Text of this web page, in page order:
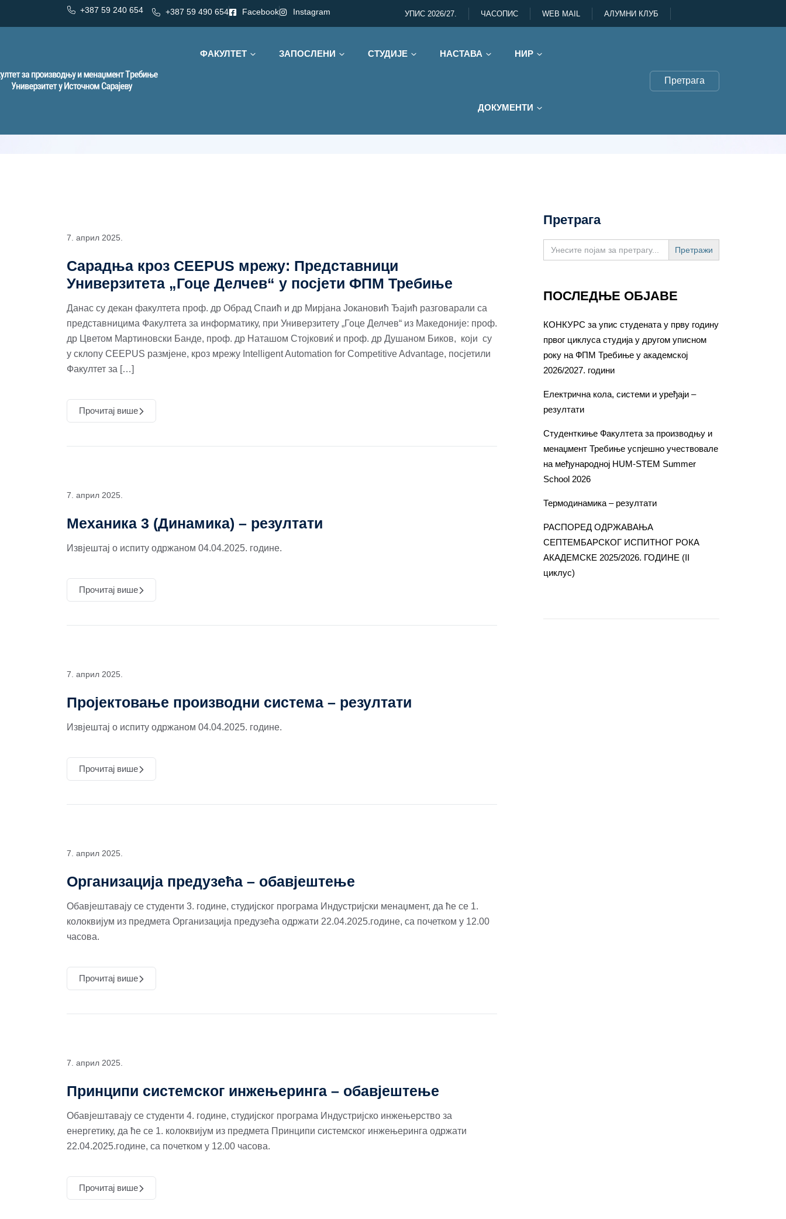
+387 59 240 654 +387 59 490 654 Facebook Instagram УПИС 2026/27. ЧАСОПИС WEB MAIL АЛУМНИ КЛУБ
ФАКУЛТЕТ ЗАПОСЛЕНИ СТУДИЈЕ НАСТАВА НИР
ДОКУМЕНТИ
Претрага
Дан:7. април 2025.
7. април 2025.
Сарадња кроз CEEPUS мрежу: Представници
Универзитета „Гоце Делчев“ у посјети ФПМ Требиње
Данас су декан факултета проф. др Обрад Спаић и др Мирјана Јокановић Ђајић разговарали са
представницима Факултета за информатику, при Универзитету „Гоце Делчев“ из Македоније: проф.
др Цветом Мартиновски Банде, проф. др Наташом Стојковиќ и проф. др Душаном Биков, који су
у склопу CEEPUS размјене, кроз мрежу Intelligent Automation for Competitive Advantage, посјетили
Факултет за […]
Прочитај више
7. април 2025.
Механика 3 (Динамика) – резултати
Извјештај о испиту одржаном 04.04.2025. године.
Прочитај више
7. април 2025.
Пројектовање производни система – резултати
Извјештај о испиту одржаном 04.04.2025. године.
Прочитај више
7. април 2025.
Организација предузећа – обавјештење
Обавјештавају се студенти 3. године, студијског програма Индустријски менаџмент, да ће се 1.
колоквијум из предмета Организација предузећа одржати 22.04.2025.године, са почетком у 12.00
часова.
Прочитај више
7. април 2025.
Принципи системског инжењеринга – обавјештење
Обавјештавају се студенти 4. године, студијског програма Индустријско инжењерство за
енергетику, да ће се 1. колоквијум из предмета Принципи системског инжењеринга одржати
22.04.2025.године, са почетком у 12.00 часова.
Прочитај више
Претрага
Search
for:
ПОСЛЕДЊЕ ОБЈАВЕ
КОНКУРС за упис студената у прву годину
првог циклуса студија у другом уписном
року на ФПМ Требиње у академској
2026/2027. години
Електрична кола, системи и уређаји –
резултати
Студенткиње Факултета за производњу и
менаџмент Требиње успјешно учествовале
на међународној HUM-STEM Summer
School 2026
Термодинамика – резултати
РАСПОРЕД ОДРЖАВАЊА
СЕПТЕМБАРСКОГ ИСПИТНОГ РОКА
АКАДЕМСКЕ 2025/2026. ГОДИНЕ (II
циклус)